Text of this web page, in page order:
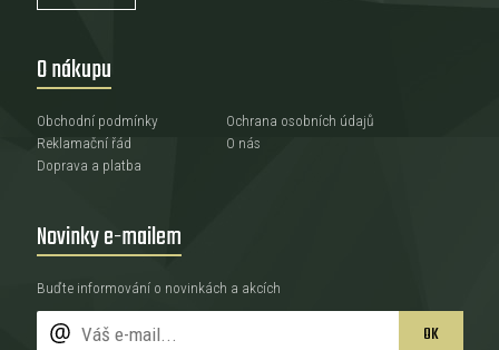
O nákupu
Obchodní podmínky
Reklamační řád
Doprava a platba
Ochrana osobních údajů
O nás
Novinky e-mailem
Buďte informování o novinkách a akcích
OK